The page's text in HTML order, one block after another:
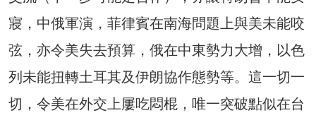
寢，中俄軍演，菲律賓在南海問題上與美未能咬
弦，亦令美失去預算，俄在中東勢力大增，以色
列未能扭轉土耳其及伊朗協作態勢等。這一切一
切，令美在外交上屢吃悶棍，唯一突破點似在台